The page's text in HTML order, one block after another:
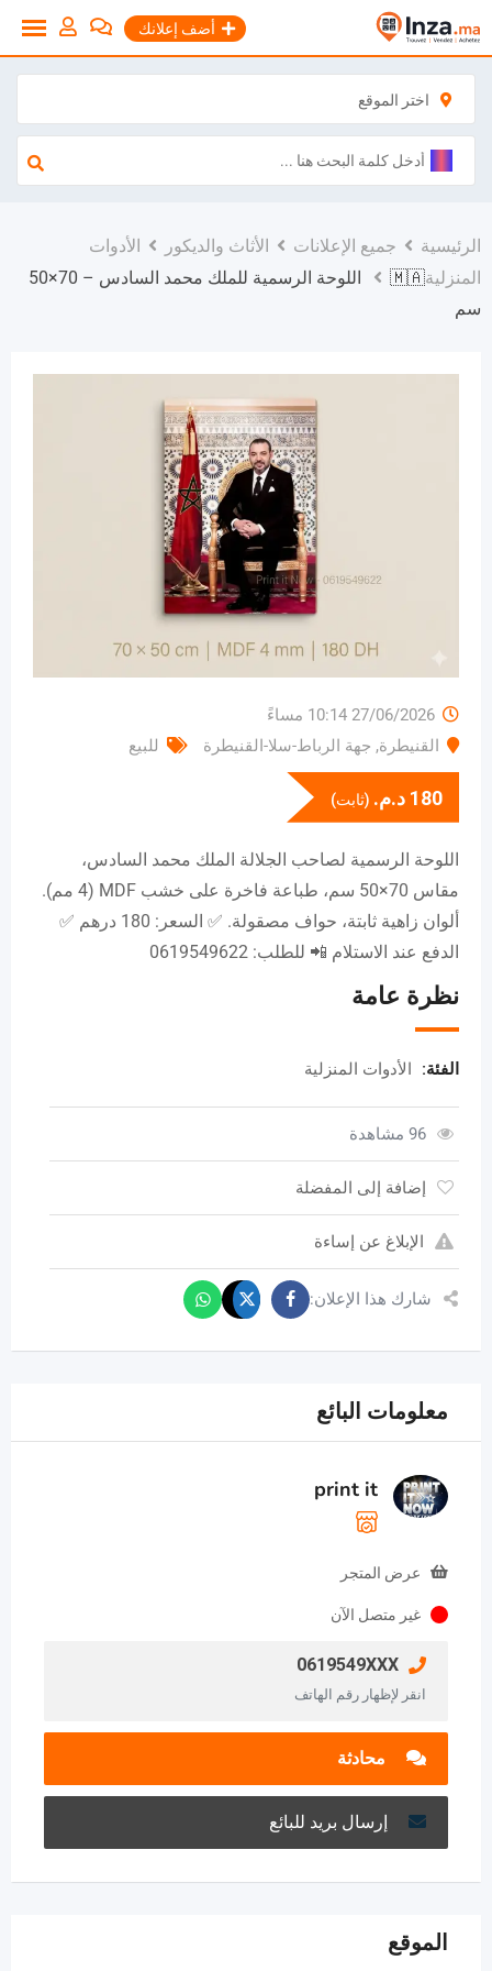
إلى
المحتوى
أضف إعلانك
اختر الموقع
الرئيسية جميع الإعلانات الأثاث والديكور
الأدوات
المنزلية
🇲🇦 اللوحة الرسمية للملك محمد السادس – 70×50
سم
27/06/2026 10:14 مساءً
القنيطرة, جهة الرباط-سلا-القنيطرة للبيع
180 د.م. (ثابت)
اللوحة الرسمية لصاحب الجلالة الملك محمد السادس،
مقاس 70×50 سم، طباعة فاخرة على خشب MDF (4 مم).
ألوان زاهية ثابتة، حواف مصقولة. ✅ السعر: 180 درهم ✅
الدفع عند الاستلام 📲 للطلب: 0619549622
نظرة عامة
الفئة: الأدوات المنزلية
96 مشاهدة
إضافة إلى المفضلة
الإبلاغ عن إساءة
شارك هذا الإعلان:
معلومات البائع
print it
عرض المتجر
غير متصل الآن
0619549XXX
انقر لإظهار رقم الهاتف
محادثة
إرسال بريد للبائع
الموقع